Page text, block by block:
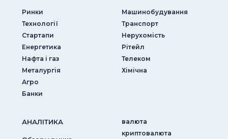
Ринки
Технології
Стартапи
Енергетика
Нафта і газ
Металургія
Агро
Банки
Машинобудування
Транспорт
Нерухомість
Рітейл
Телеком
Хімічна
АНАЛIТИКА
валюта
криптовалюта